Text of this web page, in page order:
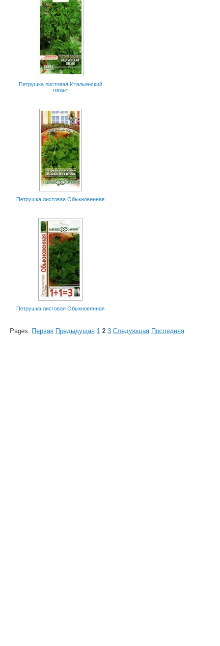
Петрушка листовая Итальянский
гигант
Петрушка листовая Обыкновенная
Петрушка листовая Обыкновенная
Pages: Первая Предыдущая 1 2 3 Следующая Последняя